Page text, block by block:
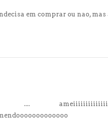
em comprar ou nao, mas
....